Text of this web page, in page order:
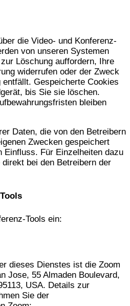
die Video- und Konferenz-
von unseren Systemen
Löschung auffordern, Ihre
widerrufen oder der Zweck
Gespeicherte Cookies
bis Sie sie löschen.
bleiben
Daten, die von den Betreibern
Zwecken gespeichert
Einfluss. Für Einzelheiten dazu
bei den Betreibern der
Tools ein:
dieses Dienstes ist die Zoom
Jose, 55 Almaden Boulevard,
USA. Details zur
Sie der